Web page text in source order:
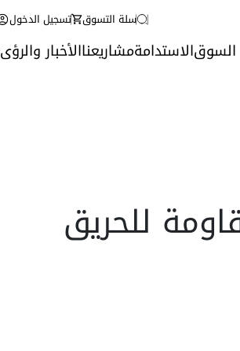
سلة التسوق تسجيل الدخول
السوقالاستدامةمشاريعناالأخبار والرؤى
للحريق